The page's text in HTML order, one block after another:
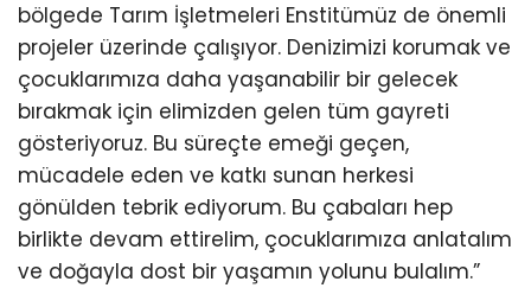
bölgede Tarım İşletmeleri Enstitümüz de önemli
projeler üzerinde çalışıyor. Denizimizi korumak ve
çocuklarımıza daha yaşanabilir bir gelecek
bırakmak için elimizden gelen tüm gayreti
gösteriyoruz. Bu süreçte emeği geçen,
mücadele eden ve katkı sunan herkesi
gönülden tebrik ediyorum. Bu çabaları hep
birlikte devam ettirelim, çocuklarımıza anlatalım
ve doğayla dost bir yaşamın yolunu bulalım.”